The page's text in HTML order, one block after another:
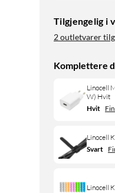
Tilgjengelig i
2 outletvarer
Komplettere
Linocell
W) Hvit
Hvit
Linocell
Svart
Linocell